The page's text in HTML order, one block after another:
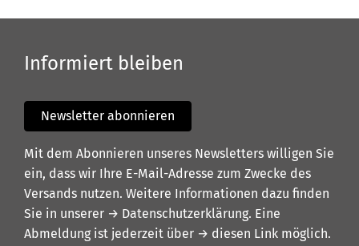
Informiert bleiben
Newsletter abonnieren
Mit dem Abonnieren unseres Newsletters willigen Sie
ein, dass wir Ihre E-Mail-Adresse zum Zwecke des
Versands nutzen. Weitere Informationen dazu finden
Sie in unserer → Datenschutzerklärung. Eine
Abmeldung ist jederzeit über → diesen Link möglich.